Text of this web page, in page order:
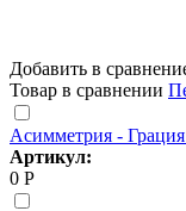
Добавить в
Товар в сравнении
Асимметрия -
Артикул:
0 Р